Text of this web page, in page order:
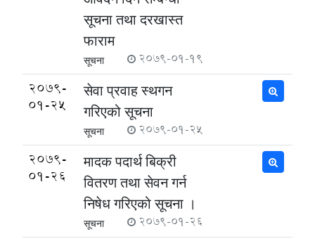
सूचना तथा दरखास्त
फाराम
सूचना 2079-01-19
2079-
01-25
सेवा प्रवाह स्थगन
गरिएको सूचना
सूचना 2079-01-25
2079-
01-26
मादक पदार्थ बिक्री
वितरण तथा सेवन गर्न
निषेध गरिएको सूचना ।
सूचना 2079-01-26